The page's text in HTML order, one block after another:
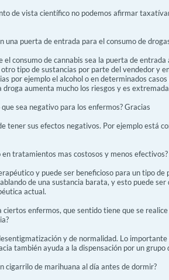
de vista científico no podemos afirmar
una puerta de entrada para el consumo de
consumo de cannabis sea la puerta de
tipo de sustancias por parte del vendedor y
por ejemplo el alcohol o en determinados
aumenta mucho los riesgos y es
sea negativo para los enfermos? Gracias
tener sus efectos negativos. Por ejemplo está
tratamientos mas costosos y menos efectivos?
y puede ser beneficioso para un tipo
de una sustancia barata, y esto puede
actual.
enfermos, que sentido tiene que se
y de normalidad. Lo
también ayuda a la dispensación por un
cigarrilo de marihuana al día antes de dormir?